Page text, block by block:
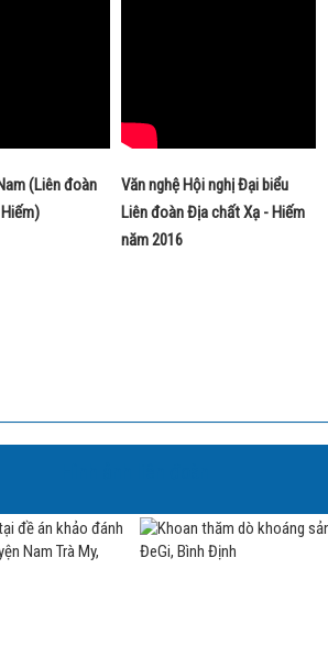
(Liên đoàn
Văn nghệ Hội nghị Đại biểu
Liên đoàn Địa chất Xạ - Hiếm
năm 2016